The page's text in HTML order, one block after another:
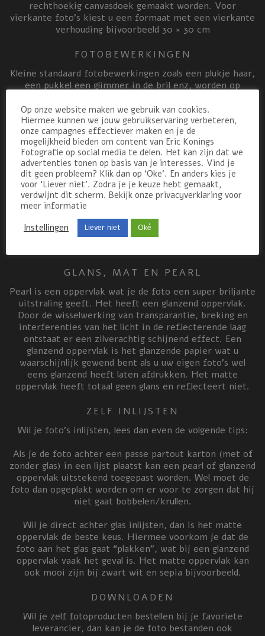
rechthoekig canvasdoek gemaakt worden. Voor
vierkante foto’s kiest u een formaat met een vierkante
verhouding bijvoorbeeld 30 × 30 cm
FOTOBEWERKINGEN
Kleine standaard fotobewerkingen zoals een plukje haar,
een pukkel een glimmer in de bril enz, worden op
bewerking uit laten voeren, dan is belangrijk dat je nog
geen bestelling doet. Stuur eerst een e-mail met je
bewerkingswensen. Ik kijk dan of het mogelijk is en wat
de kosten zijn. De bewerkte foto wordt tot slot online
gezet,zodat hij te bestellen is.
UITVOERINGEN
Er kan erg veel. Ook grotere formaten op canvas,
linnendoek, aluminium (dibond) en acryl zijn mogelijk
bijvoorbeeld. Wilt u een speciale bewerkingen of
bijvoorbeeld een collage laten maken? Bel me dan even.
GLANS, MAT EN PEARL
Pearl is een oppervlak wat je de foto een super briljante
uitstraling geeft. Het heeft een glanzend oppervlak.
Door de wisselwerking van transparantie, breking en
interferenties van het licht in de reflecterende laag
ontstaat er een zilverachtig schijnend effect. Een
glanzend oppervlak is het glanzende papier wat u
waarschijnlijk gewend bent als u uw eigen foto’s wel
eens glanzend heeft laten afdrukken. Het matte
oppervlak heeft totaal geen glans en reflecteert niet.
ZELF INLIJSTEN
Wil je foto’s inlijsten, lees dan even de volgende tips:
Als je de foto achter een passe partout karton (met of
zonder glas) in een lijst plaatst kan een pearl of glanzend
oppervlak uitstekend toegepast worden. Wel moet de
foto dan opgeplakt worden om er voor te zorgen dat hij
niet gaat bobbelen/krullen.
Wil je direct achter glas inlijsten, dan is het matte
oppervlak de beste keus. Hiermee voorkom je dat de
foto aan het glas gaat “plakken”, wat bij een glanzend
oppervlak vaak het geval is. Het matte oppervlak kan
ook mooi zijn bij zwart wit en sepia bijvoorbeeld.
DOWNLOADEN
Wil je zelf fotoproducten bestellen bij je favoriete
leverancier, dan kan je de foto bestanden ook
Op onze website maken we gebruik van cookies.
Hiermee kunnen we jouw gebruikservaring verbeteren,
onze campagnes effectiever maken en je de
mogelijkheid bieden om content van Eric Konings
Fotografie op social media te delen. Het kan zijn dat we
advertenties tonen op basis van je interesses. Vind je
dit geen probleem? Klik dan op ‘Oke’. En anders kies je
voor ‘Liever niet’. Zodra je je keuze hebt gemaakt,
verdwijnt dit scherm. Bekijk onze privacyverklaring voor
meer informatie
Instellingen
Liever niet Oké